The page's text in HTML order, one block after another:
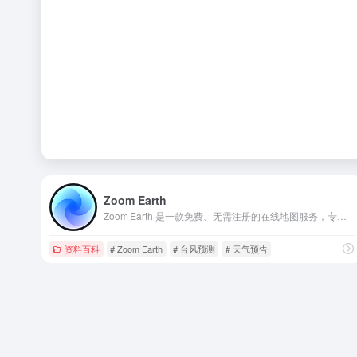
Zoom Earth
资料百科 # Zoom Earth # 台风预测 # 天气预告